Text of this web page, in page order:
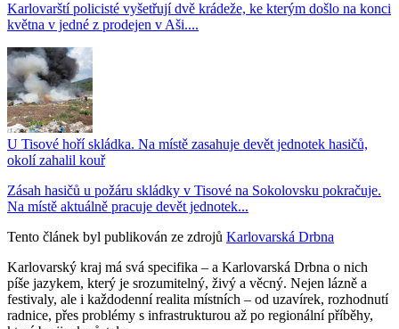
Karlovarští policisté vyšetřují dvě krádeže, ke kterým došlo na konci
května v jedné z prodejen v Aši....
U Tisové hoří skládka. Na místě zasahuje devět jednotek hasičů,
okolí zahalil kouř
Zásah hasičů u požáru skládky v Tisové na Sokolovsku pokračuje.
Na místě aktuálně pracuje devět jednotek...
Tento článek byl publikován ze zdrojů Karlovarská Drbna
Karlovarský kraj má svá specifika – a Karlovarská Drbna o nich
píše jazykem, který je srozumitelný, živý a věcný. Nejen lázně a
festivaly, ale i každodenní realita místních – od uzavírek, rozhodnutí
radnice, přes problémy s infrastrukturou až po regionální příběhy,